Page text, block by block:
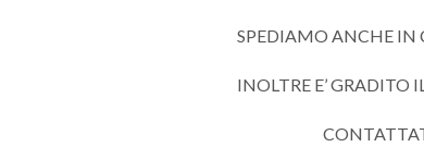
SPEDIAMO ANCHE IN
INOLTRE E’ GRADITO